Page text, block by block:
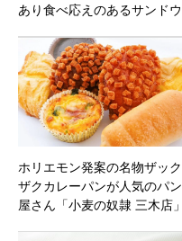
あり食べ応えのあるサンドウ
ドウィッチ」
ホリエモン発案の名物ザック
ザクカレーパンが人気のパン
屋さん「小麦の奴隷 三木店」